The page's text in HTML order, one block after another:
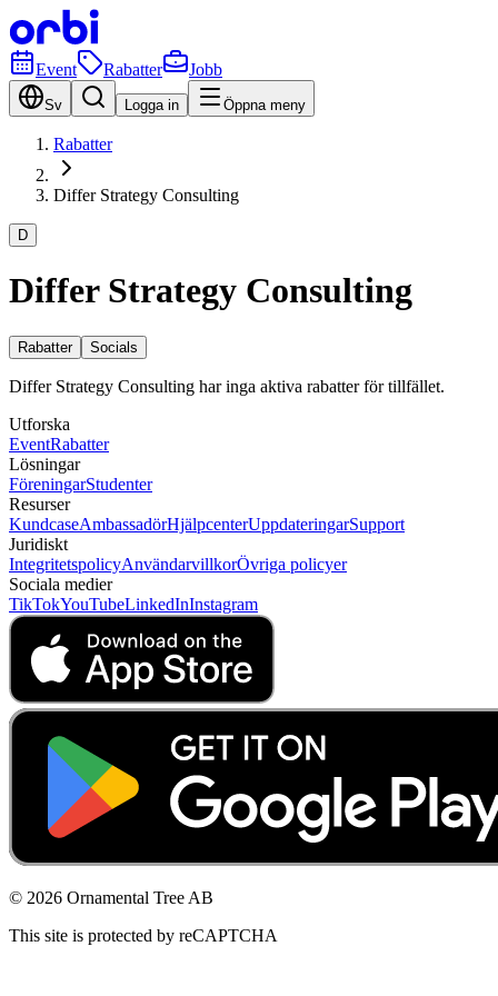
Event Rabatter Jobb
Sv Logga in Öppna meny
Rabatter
Differ Strategy Consulting
D
Differ Strategy Consulting
Rabatter Socials
Differ Strategy Consulting har inga aktiva rabatter för tillfället.
Utforska
EventRabatter
Lösningar
FöreningarStudenter
Resurser
KundcaseAmbassadörHjälpcenterUppdateringarSupport
Juridiskt
IntegritetspolicyAnvändarvillkorÖvriga policyer
Sociala medier
TikTokYouTubeLinkedInInstagram
© 2026 Ornamental Tree AB
This site is protected by reCAPTCHA